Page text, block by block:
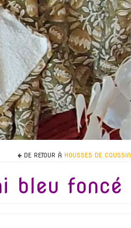
DE RETOUR À HOUSSES DE COUSSIN
bleu foncé